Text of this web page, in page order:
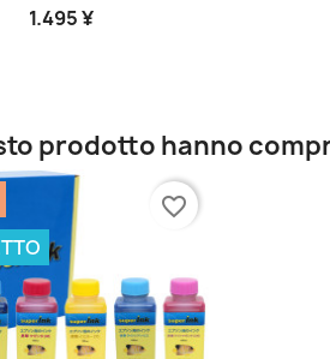
1.495 ¥
prodotto hanno
favorite_border